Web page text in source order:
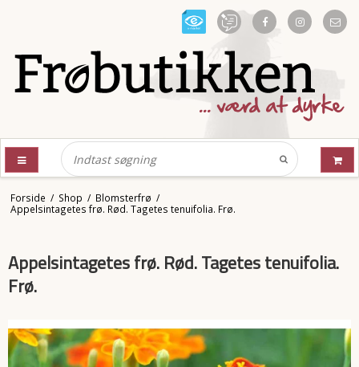
Forside / Shop / Blomsterfrø /
Appelsintagetes frø. Rød. Tagetes tenuifolia. Frø.
Appelsintagetes frø. Rød. Tagetes tenuifolia.
Frø.